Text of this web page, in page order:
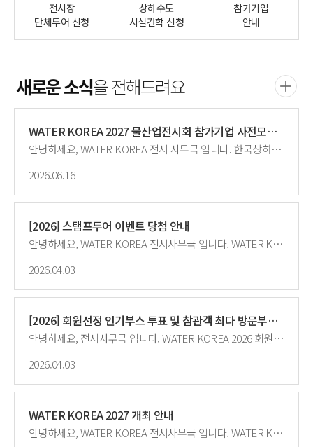
전시장
단체투어 신청
상하수도
시설견학 신청
참가기업
안내
새로운 소식을 전해드려요
WATER KOREA 2027 물산업전시회 참가기업 사전모집 안내
안녕하세요, WATER KOREA 전시 사무국 입니다. 한국상하수도협회는 매년 물시장 활성화와 물산업 종사자 간 화합의 장 마련을 위한 WATER KOREA(대한민국 국제물산업박람회)를 개최하고 있습니다.내년 3월 개최하는 WATER KOREA 2027 물산업전시회 참여기업 모집을 위하여, '26년 전시회 참여기업 대상으로 사전모집을 진행할 예정이오니 많은 관심과 참여바랍니다. 가. 행 사 명: WATER KOREA 2027(대한민국 국제물산업박람회) 나. 기간·장소: '27. 3. 17.(수) ~ 3. 19.(금), KINTEX 제2전시장 7~8A홀(경기도 고양시 소재) 다. 주요행사: 물산업전시회, 수출상담회, 구매상담회, 세미나, 교류회의 등 라. 전시규모: 250개사 630부스 마. 사전모집: WATER KOREA 2026 물산업전시회 참여기업 대상(세부사항 붙임 참조) 1) 접수기간: 2026. 7. 7.(화) ~ 8. 13.(목) ※ 기간 내 그룹별 신청기간 상이 2) 접수방법: 그룹별 신청기간 내 참가신청서 작성하여 회신(waterkorea2027@kwwa.or.kr) ※ 부스배치도와 기업별 접수순번은 첨부파일 참조 - '26. 6. 30.기준으로 협회비 납부여부와 온라인전시관 참여도를 합산하여 접수 순번 점수를 산정합니다. ※ 부스배치도: https://docs.google.com/spreadsheets/d/1KPzTZcWRVInXDhFtmXm5aUPJW0zb15_QKSbaLncwtZo/edit?gid=0#gid=0 3) 참고사항: 서울아리수본부 공동관 참여 희망시 협회에 사전 문의 요망 ※ 그 외 공동관은 '26. 12월 ~ '27. 1월 중 주관기관에서 별도 모집(예정) 붙임 1. WATER KOREA 2027 물산업전시회 사전모집 신청 안내 2. 참가신청서 양식
2026.06.16
[2026] 스탬프투어 이벤트 당첨 안내
안녕하세요, WATER KOREA 전시사무국 입니다. WATER KOERA 2026 스탬프투어 이벤트 당첨 결과 안내드립니다. 가장 어려운 미션을 성공하신 분들의 당첨을 축하드립니다!<img src="/upload/editor2/7132e8c3-b2ee-4684-afb0-010fe0949dee.jpg " title="12.jpg"><img src="/upload/editor2/8d0d758f-7290-4c4d-b203-05af68affafa.jpg " title="222.jpg"> 감사합니다.
2026.04.03
[2026] 회원선정 인기부스 투표 및 참관객 최다 방문부스 결과
안녕하세요, 전시사무국 입니다. WATER KOREA 2026 회원선정 인기부스 투표 및 참관객 최다 방문부스 결과 안내드립니다.전시 참가기업 및 참관객의 성원에 감사드립니다. 1등 기업은 폐막식에서 시상하였으며, 2~5등 기업은 개별 안내드릴 예정입니다. □ 회원선정 인기부스 투표 ◦ (대상) 공무원 참관객, ’26년도 전시 참가기업 전체(기관 홍보관 제외) ◦ (선정) 공무원 참관객이 전시회 참관 후 공무원 투표소에 방문, 가장 인상 깊었던 부스 1개사 투표하여 인기기업 선정 □ 참관객 최다 방문부스 ◦ (대상) ’26년도 전시 참가기업 중 고객관리시스템 신청 기업◦ (선정) 전시기간 동안 참가기업 부스에 설치된 고객관리시스템 방문기록 집계(중복 방문객 집계 제외)하여 최다 방문 기업 선정감사합니다.
2026.04.03
WATER KOREA 2027 개최 안내
안녕하세요, WATER KOREA 전시사무국 입니다. WATER KOREA 2027은 2027. 3. 17.(수) ~ 3. 19.(금) KINTEX 제2전시장(7, 8A홀)에서 개최됩니다.참가기업 모집은 7월부터 진행될 예정이오니 추후 공지를 확인해 주시기 바랍니다.- 우선모집: 2026년도 참가기업을 대상으로 선모집합니다. (7월 예정)- 일반모집: 물 기관 및 기업 모두 신청 가능하시며 우선 모집 종료 후 진행됩니다.(8~9월 예정)감사합니다.